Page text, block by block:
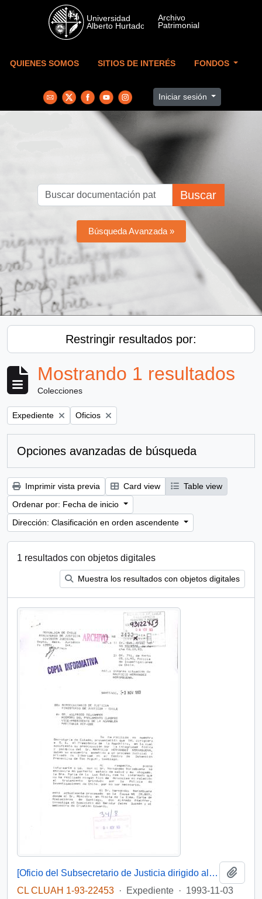
Skip to main content
QUIENES SOMOS SITIOS DE INTERÉS FONDOS
Iniciar sesión
Buscar
Búsqueda Avanzada »
Restringir resultados por:
Mostrando 1 resultados
Colecciones
Remove filter:
Expediente Remove filter:
Oficios
Opciones avanzadas de búsqueda
Imprimir vista previa Card view
Table view
Ordenar por: Fecha de inicio
Dirección: Clasificación en orden ascendente
1 resultados con objetos digitales
Muestra los resultados con objetos digitales
[Oficio del Subsecretario de Justicia dirigido al sr. Wilfried Telkamper, miembro del parlamento europeo]
CL CLUAH 1-93-22453 · Expediente · 1993-11-03